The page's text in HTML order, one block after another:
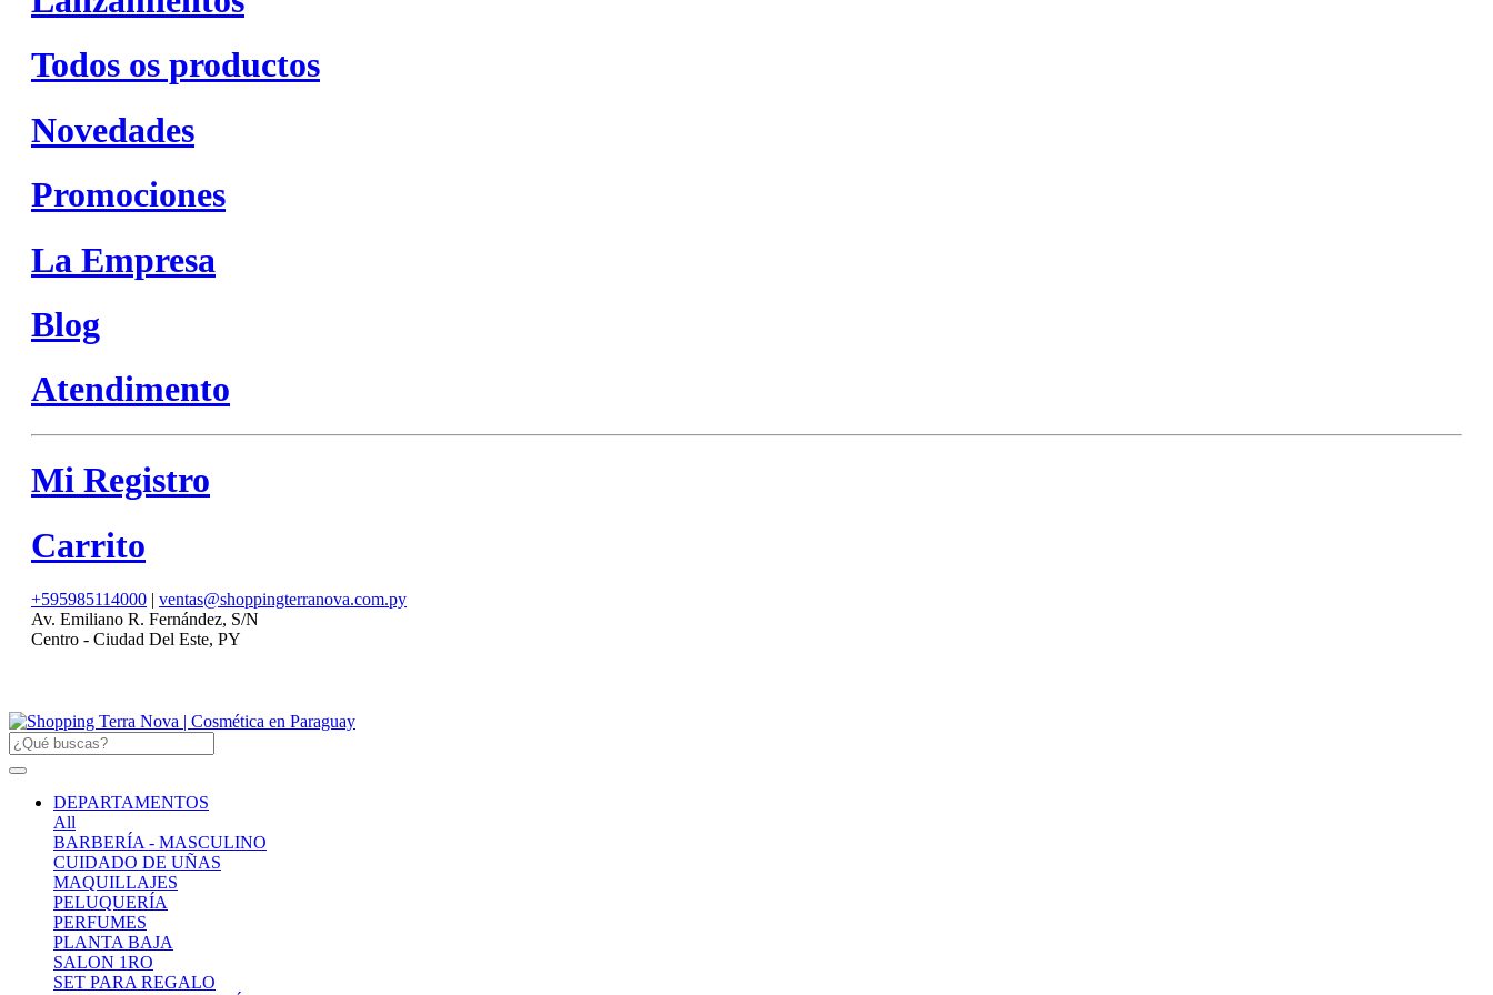
Todos os productos
Novedades
Promociones
La Empresa
Blog
Atendimento
Mi Registro
Carrito
+595985114000 | ventas@shoppingterranova.com.py
Av. Emiliano R. Fernández, S/N
Centro - Ciudad Del Este, PY
DEPARTAMENTOS
All
BARBERÍA - MASCULINO
CUIDADO DE UÑAS
MAQUILLAJES
PELUQUERÍA
PERFUMES
PLANTA BAJA
SALON 1RO
SET PARA REGALO